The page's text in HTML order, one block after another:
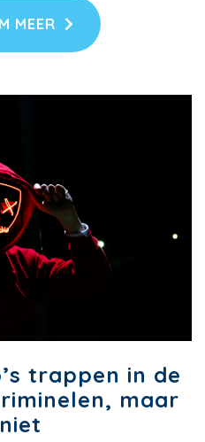
MEER
trappen in de
maar